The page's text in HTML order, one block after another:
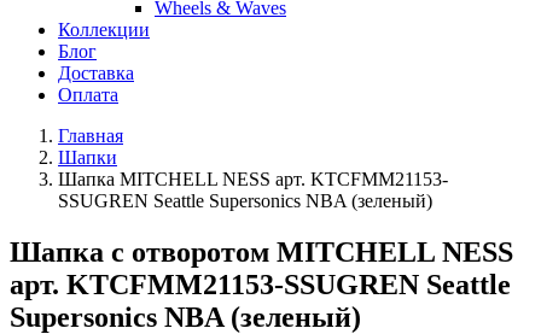
Wheels & Waves
Коллекции
Блог
Доставка
Оплата
Главная
Шапки
Шапка MITCHELL NESS арт. KTCFMM21153-
SSUGREN Seattle Supersonics NBA (зеленый)
Шапка с отворотом MITCHELL NESS
арт. KTCFMM21153-SSUGREN Seattle
Supersonics NBA (зеленый)